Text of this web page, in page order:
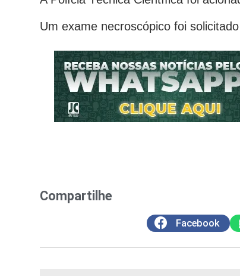
Um exame necroscópico foi
Compartilhe
Facebook